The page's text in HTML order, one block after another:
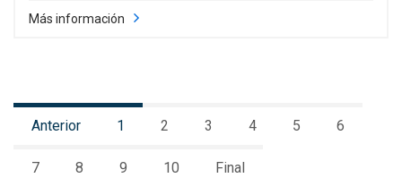
Más información
Anterior 1 2 3 4 5 6
7 8 9 10 Final